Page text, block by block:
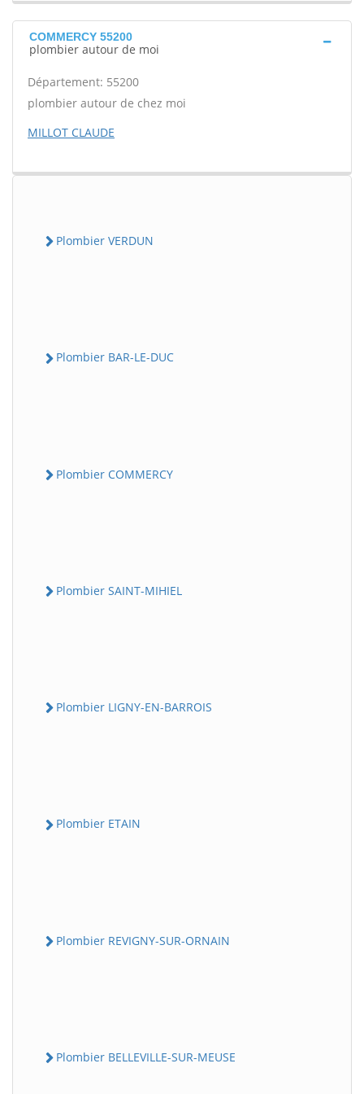
COMMERCY 55200
plombier autour de moi
Département: 55200
plombier autour de chez moi
MILLOT CLAUDE
Plombier VERDUN
Plombier BAR-LE-DUC
Plombier COMMERCY
Plombier SAINT-MIHIEL
Plombier LIGNY-EN-BARROIS
Plombier ETAIN
Plombier REVIGNY-SUR-ORNAIN
Plombier BELLEVILLE-SUR-MEUSE